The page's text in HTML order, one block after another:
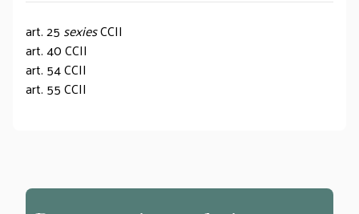
art. 25 sexiesCCII
art. 40 CCII
art. 54 CCII
art. 55 CCII